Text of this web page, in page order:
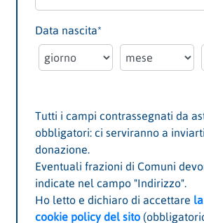
Data nascita*
Tutti i campi contrassegnati da
obbligatori: ci serviranno a
donazione.
Eventuali frazioni di Comuni
indicate nel campo "Indirizzo".
Ho letto e dichiaro di accettare
cookie policy del sito